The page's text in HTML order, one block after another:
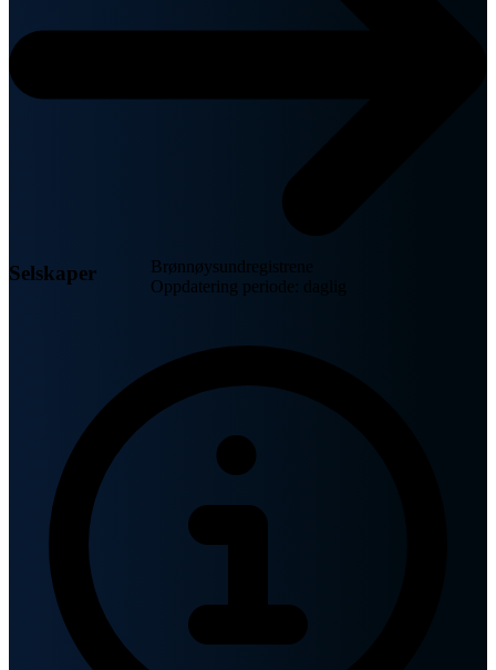
Selskaper
Brønnøysundregistrene
Oppdatering periode: daglig